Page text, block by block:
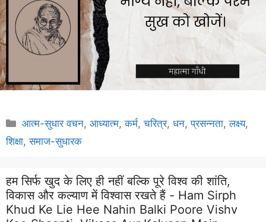
Categories
आत्म-सुधार वचन,आध्यात्म,कर्म,चरित्र,धन,प्रसन्नता,लक्ष्य,
शिक्षा,समाज-सुधारक
हम सिर्फ खुद के लिए ही नहीं बल्कि पूरे विश्व की शांति,
विकास और कल्याण में विश्वास रखते हैं - Ham Sirph
Khud Ke Lie Hee Nahin Balki Poore Vishv